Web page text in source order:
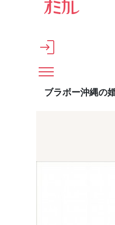
メインコンテンツへスキップ
ブラボー沖縄の